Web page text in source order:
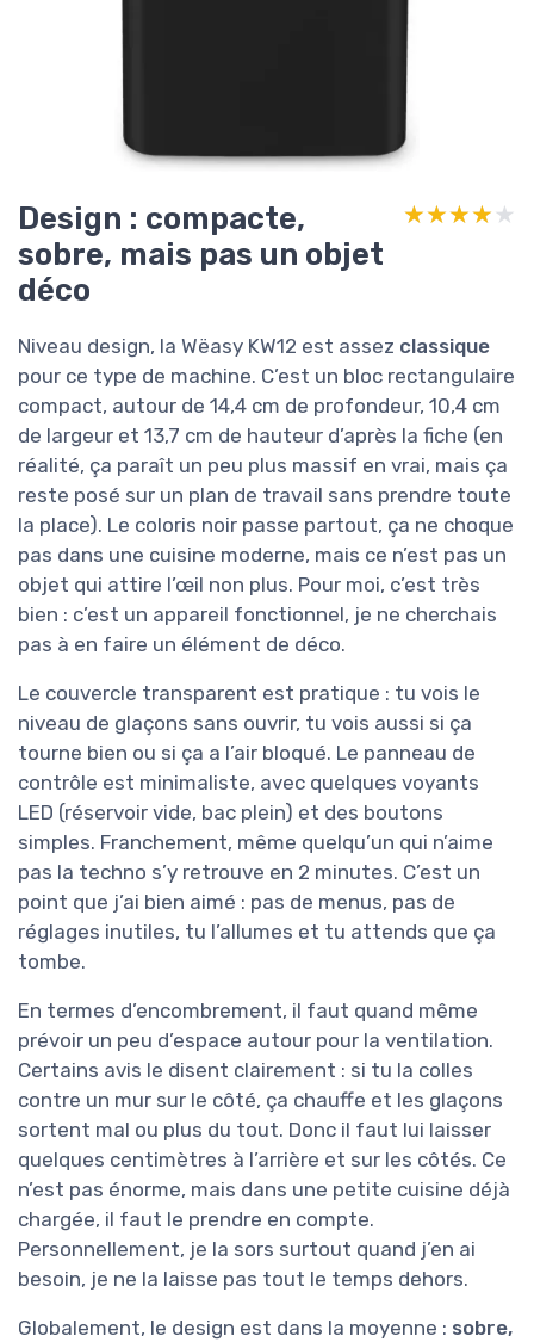
Design : compacte,
sobre, mais pas un objet
déco
★★★★★
★★★★★
Niveau design, la Wëasy KW12 est assez classique
pour ce type de machine. C’est un bloc rectangulaire
compact, autour de 14,4 cm de profondeur, 10,4 cm
de largeur et 13,7 cm de hauteur d’après la fiche (en
réalité, ça paraît un peu plus massif en vrai, mais ça
reste posé sur un plan de travail sans prendre toute
la place). Le coloris noir passe partout, ça ne choque
pas dans une cuisine moderne, mais ce n’est pas un
objet qui attire l’œil non plus. Pour moi, c’est très
bien : c’est un appareil fonctionnel, je ne cherchais
pas à en faire un élément de déco.
Le couvercle transparent est pratique : tu vois le
niveau de glaçons sans ouvrir, tu vois aussi si ça
tourne bien ou si ça a l’air bloqué. Le panneau de
contrôle est minimaliste, avec quelques voyants
LED (réservoir vide, bac plein) et des boutons
simples. Franchement, même quelqu’un qui n’aime
pas la techno s’y retrouve en 2 minutes. C’est un
point que j’ai bien aimé : pas de menus, pas de
réglages inutiles, tu l’allumes et tu attends que ça
tombe.
En termes d’encombrement, il faut quand même
prévoir un peu d’espace autour pour la ventilation.
Certains avis le disent clairement : si tu la colles
contre un mur sur le côté, ça chauffe et les glaçons
sortent mal ou plus du tout. Donc il faut lui laisser
quelques centimètres à l’arrière et sur les côtés. Ce
n’est pas énorme, mais dans une petite cuisine déjà
chargée, il faut le prendre en compte.
Personnellement, je la sors surtout quand j’en ai
besoin, je ne la laisse pas tout le temps dehors.
Globalement, le design est dans la moyenne : sobre,